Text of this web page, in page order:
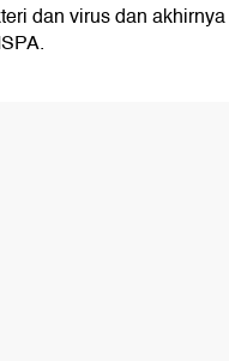
dan virus dan